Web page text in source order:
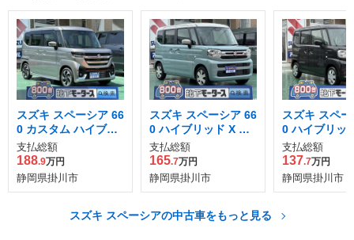
スズキ スペーシア 66
0 カスタム ハイブリ
ッド XS
支払総額
188.9万円
静岡県掛川市
スズキ スペーシア 66
0 ハイブリッド X セ
ーフティプラスパッ
ケージ装着車
支払総額
165.7万円
静岡県掛川市
スズキ スペ
0 ハイブリッ
支払総額
137.7万円
静岡県掛川市
スズキ スペーシアの中古車をもっと見る